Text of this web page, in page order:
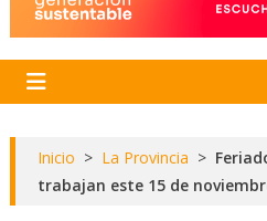
Inicio > La Provincia >
trabajan este 15 de